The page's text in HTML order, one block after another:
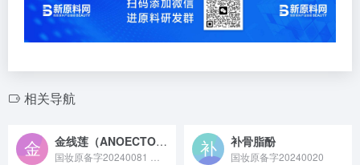
相关导航
金线莲（ANOECTOCHILUS ROXBURGHII）提取物 补骨脂酚
国妆原备字20240020